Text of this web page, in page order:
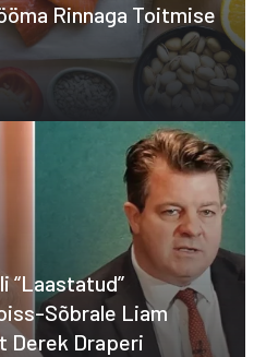
Rinnaga Toitmise
“laastatud”
Sõbrale Liam
Derek Draperi